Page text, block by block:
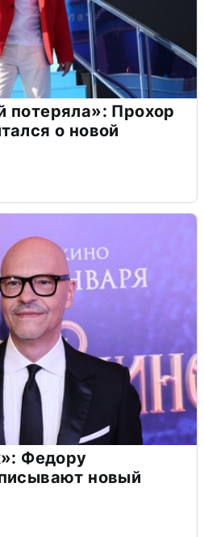
Прохор
о новой
Федору
новый